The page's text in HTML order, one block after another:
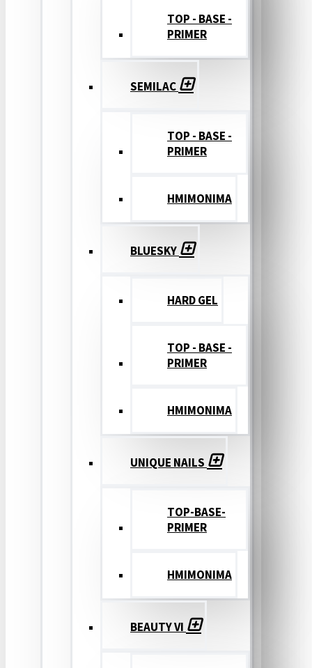
TOP - BASE -
PRIMER
SEMILAC
TOP - BASE -
PRIMER
ΗΜΙΜΟΝΙΜΑ
BLUESKY
HARD GEL
TOP - BASE -
PRIMER
ΗΜΙΜΟΝΙΜΑ
UNIQUE NAILS
TOP-BASE-
PRIMER
ΗΜΙΜΟΝΙΜΑ
BEAUTY VI